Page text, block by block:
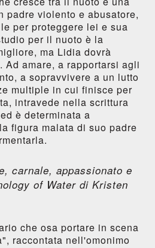
padre violento e abusatore,
per proteggere lei e sua
per il nuoto è la
ma Lidia dovrà
Ad amare, a rapportarsi agli
a sopravvivere a un lutto
multiple in cui finisce per
intravede nella scrittura
è determinata a
figura malata di suo padre
carnale, appassionato e
of Water di Kristen
che osa portare in scena
raccontata nell'omonimo